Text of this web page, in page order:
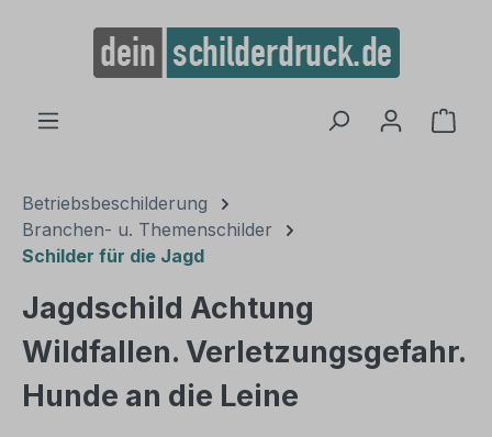
springen
Betriebsbeschilderung
Branchen- u. Themenschilder
Schilder für die Jagd
Jagdschild Achtung
Wildfallen. Verletzungsgefahr.
Hunde an die Leine